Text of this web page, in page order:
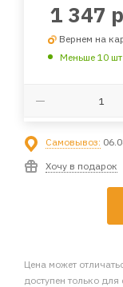
1 347
Вернем на
Меньше 10 шт
Самовывоз:
Хочу в подарок
Цена может
доступен только